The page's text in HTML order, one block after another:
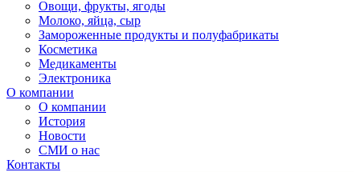
Овощи, фрукты, ягоды
Молоко, яйца, сыр
Замороженные продукты и полуфабрикаты
Косметика
Медикаменты
Электроника
О компании
О компании
История
Новости
СМИ о нас
Контакты